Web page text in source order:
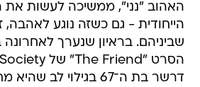
האהוב "נני", ממשיכה לעשות את
הייחודית - גם כשזה נוגע לאהבה,
שביניהם. בראיון שנערך
דרשר בת ה־67 בגילוי